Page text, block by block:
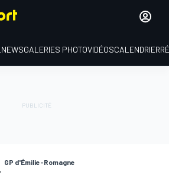
NEWSGALERIES PHOTOVIDÉOSCALENDRIER
GP d'Émilie-Romagne